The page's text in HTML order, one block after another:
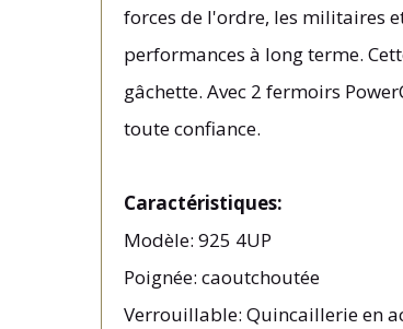
forces de l'ordre, les militaires
performances à long terme.
gâchette. Avec 2 fermoirs
toute confiance.
Caractéristiques:
Modèle: 925 4UP
Poignée: caoutchoutée
Verrouillable: Quincaillerie en